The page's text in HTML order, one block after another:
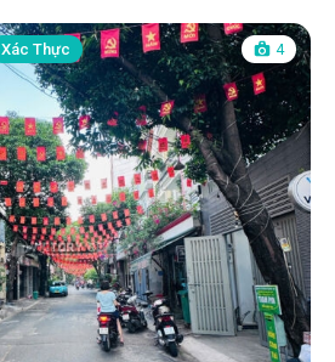
Xác Thực 4